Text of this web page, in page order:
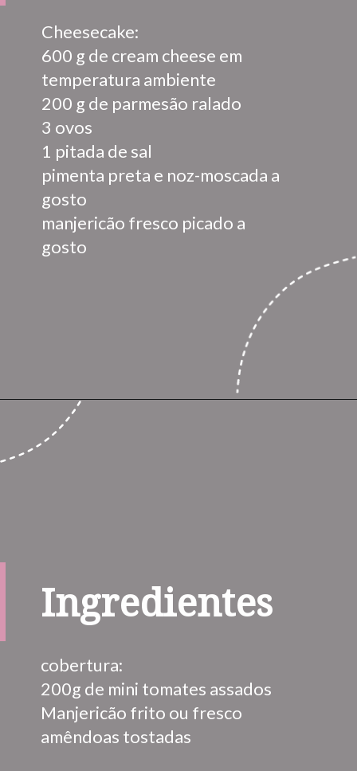
Cheesecake:
600 g de cream cheese em
temperatura ambiente
200 g de parmesão ralado
3 ovos
1 pitada de sal
pimenta preta e noz-moscada a
gosto
manjericão fresco picado a
gosto
Ingredientes
cobertura:
200g de mini tomates assados
Manjericão frito ou fresco
amêndoas tostadas